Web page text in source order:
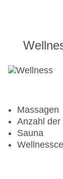
Massagen
Anzahl der
Sauna